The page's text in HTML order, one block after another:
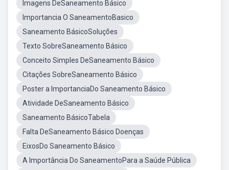
Imagens DeSaneamento Básico
Importancia O SaneamentoBasico
Saneamento BásicoSoluções
Texto SobreSaneamento Básico
Conceito Simples DeSaneamento Básico
Citações SobreSaneamento Básico
Poster a ImportanciaDo Saneamento Básico
Atividade DeSaneamento Básico
Saneamento BásicoTabela
Falta DeSaneamento Básico Doenças
EixosDo Saneamento Básico
A Importância Do SaneamentoPara a Saúde Pública